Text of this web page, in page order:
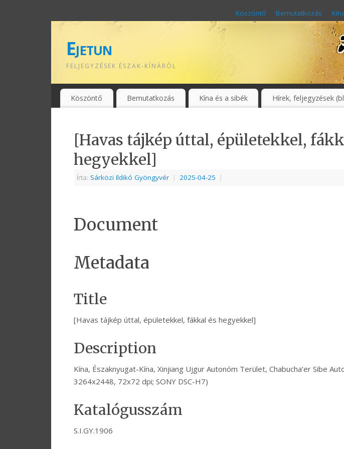
Köszöntő Bemutatkozás
Ejetun
FELJEGYZÉSEK ÉSZAK-KÍNÁRÓL
Köszöntő Bemutatkozás Kína és a sibék Hírek, feljegyzések
[Havas tájkép úttal, épületekkel,
hegyekkel]
Írta: Sárközi Ildikó Gyöngyvér | 2025-04-25 |
Document
Metadata
Title
[Havas tájkép úttal, épületekkel, fákkal és hegyekkel]
Description
Kína, Északnyugat-Kína, Xinjiang Ujgur Autonóm Terület, Chabucha’er Sibe
3264x2448, 72x72 dpi; SONY DSC-H7)
Katalógusszám
S.I.GY.1906